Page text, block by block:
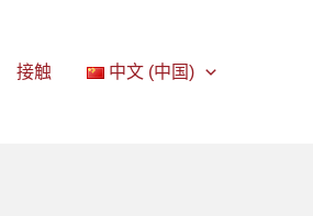
接触 中文 (中国)